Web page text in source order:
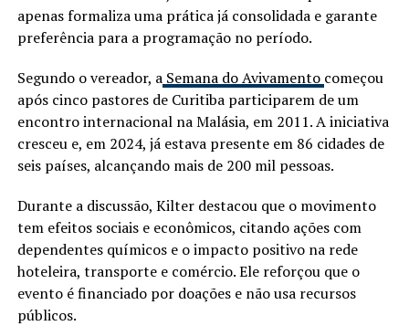
apenas formaliza uma prática já consolidada e garante
preferência para a programação no período.
Segundo o vereador, aSemana do Avivamento começou
após cinco pastores de Curitiba participarem de um
encontro internacional na Malásia, em 2011. A iniciativa
cresceu e, em 2024, já estava presente em 86 cidades de
seis países, alcançando mais de 200 mil pessoas.
Durante a discussão, Kilter destacou que o movimento
tem efeitos sociais e econômicos, citando ações com
dependentes químicos e o impacto positivo na rede
hoteleira, transporte e comércio. Ele reforçou que o
evento é financiado por doações e não usa recursos
públicos.